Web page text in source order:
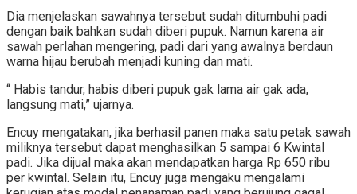
Dia menjelaskan sawahnya tersebut sudah ditumbuhi padi
dengan baik bahkan sudah diberi pupuk. Namun karena air
sawah perlahan mengering, padi dari yang awalnya berdaun
warna hijau berubah menjadi kuning dan mati.
“ Habis tandur, habis diberi pupuk gak lama air gak ada,
langsung mati,” ujarnya.
Encuy mengatakan, jika berhasil panen maka satu petak sawah
miliknya tersebut dapat menghasilkan 5 sampai 6 Kwintal
padi. Jika dijual maka akan mendapatkan harga Rp 650 ribu
per kwintal. Selain itu, Encuy juga mengaku mengalami